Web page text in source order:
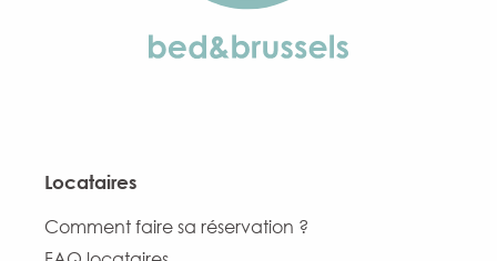
Locataires
Comment faire sa réservation ?